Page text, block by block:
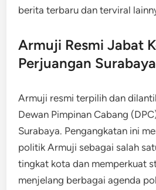
berita terbaru dan terviral
Armuji Resmi Jabat
Perjuangan Surabaya
Armuji resmi terpilih dan
Dewan Pimpinan Cabang
Surabaya. Pengangkatan ini
politik Armuji sebagai salah
tingkat kota dan memperkuat
menjelang berbagai agenda